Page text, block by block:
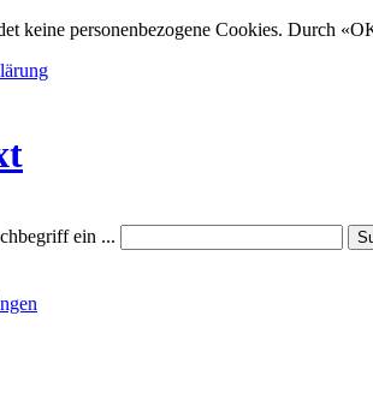
keine personenbezogene Cookies. Durch
ein ...